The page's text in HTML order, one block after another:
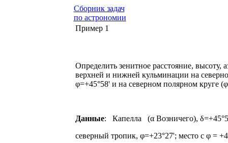
Сборник задач
по астрономии
Пример 1
Определить зенитное расстояние, высоту,
верхней и нижней кульминации на
φ=+45°58' и на северном по­лярном круге
Данные: Капелла
(α Возничего),
северный тропик, φ=+23°27'; место с φ =